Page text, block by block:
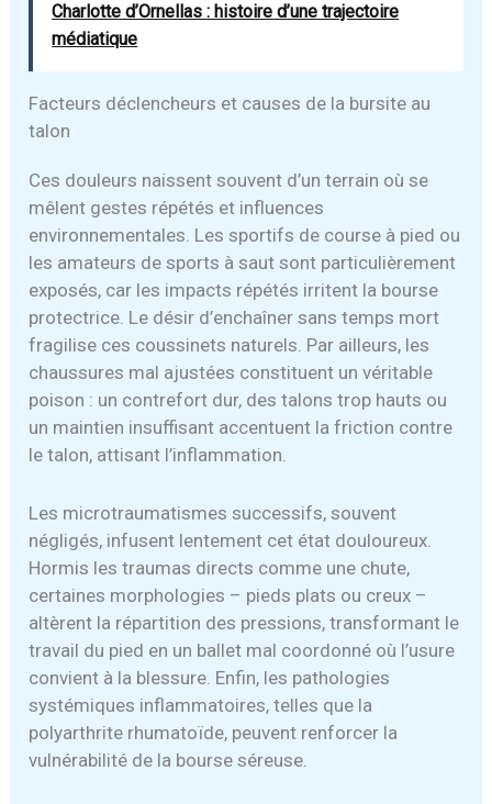
Charlotte d’Ornellas : histoire d’une trajectoire
médiatique
Facteurs déclencheurs et causes de la bursite au
talon
Ces douleurs naissent souvent d’un terrain où se
mêlent gestes répétés et influences
environnementales. Les sportifs de course à pied ou
les amateurs de sports à saut sont particulièrement
exposés, car les impacts répétés irritent la bourse
protectrice. Le désir d’enchaîner sans temps mort
fragilise ces coussinets naturels. Par ailleurs, les
chaussures mal ajustées constituent un véritable
poison : un contrefort dur, des talons trop hauts ou
un maintien insuffisant accentuent la friction contre
le talon, attisant l’inflammation.
Les microtraumatismes successifs, souvent
négligés, infusent lentement cet état douloureux.
Hormis les traumas directs comme une chute,
certaines morphologies – pieds plats ou creux –
altèrent la répartition des pressions, transformant le
travail du pied en un ballet mal coordonné où l’usure
convient à la blessure. Enfin, les pathologies
systémiques inflammatoires, telles que la
polyarthrite rhumatoïde, peuvent renforcer la
vulnérabilité de la bourse séreuse.